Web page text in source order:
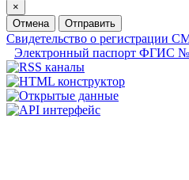
×
Отмена
Отправить
Свидетельство о регистрации
Электронный паспорт ФГИС